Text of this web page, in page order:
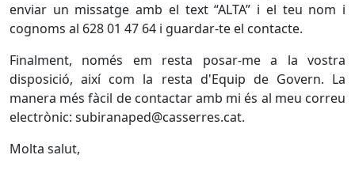
enviar un missatge amb el text “ALTA” i el teu nom i
cognoms al 628 01 47 64 i guardar-te el contacte.
Finalment, només em resta posar-me a la vostra
disposició, així com la resta d'Equip de Govern. La
manera més fàcil de contactar amb mi és al meu correu
electrònic: subiranaped@casserres.cat.
Molta salut,